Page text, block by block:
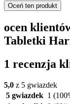
Oceń ten produkt
ocen
Tabletki
1 recenzja
5,0 z 5 gwiazdek
5 gwiazdek 1